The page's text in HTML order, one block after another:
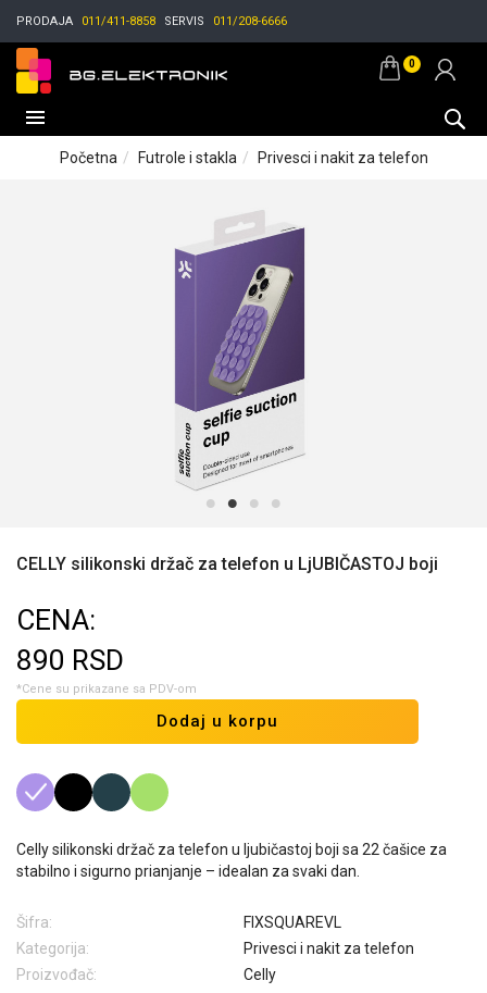
PRODAJA 011/411-8858 SERVIS 011/208-6666
0
Početna Futrole i stakla Privesci i nakit za telefon
CELLY silikonski držač za telefon u LjUBIČASTOJ boji
CENA:
890 RSD
*Cene su prikazane sa PDV-om
Dodaj u korpu
Celly silikonski držač za telefon u ljubičastoj boji sa 22 čašice za
stabilno i sigurno prianjanje – idealan za svaki dan.
Šifra:
FIXSQUAREVL
Kategorija:
Privesci i nakit za telefon
Proizvođač:
Celly